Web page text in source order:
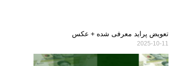
تعویض پراید معرفی شده + عکس
2025-10-11